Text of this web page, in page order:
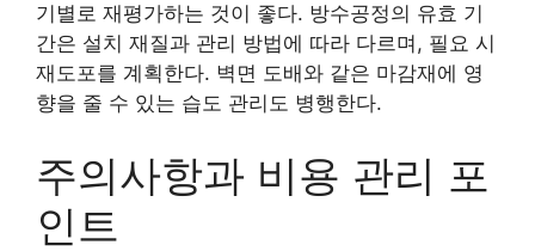
기별로 재평가하는 것이 좋다. 방수공정의 유효 기
간은 설치 재질과 관리 방법에 따라 다르며, 필요 시
재도포를 계획한다. 벽면 도배와 같은 마감재에 영
향을 줄 수 있는 습도 관리도 병행한다.
주의사항과 비용 관리 포
인트